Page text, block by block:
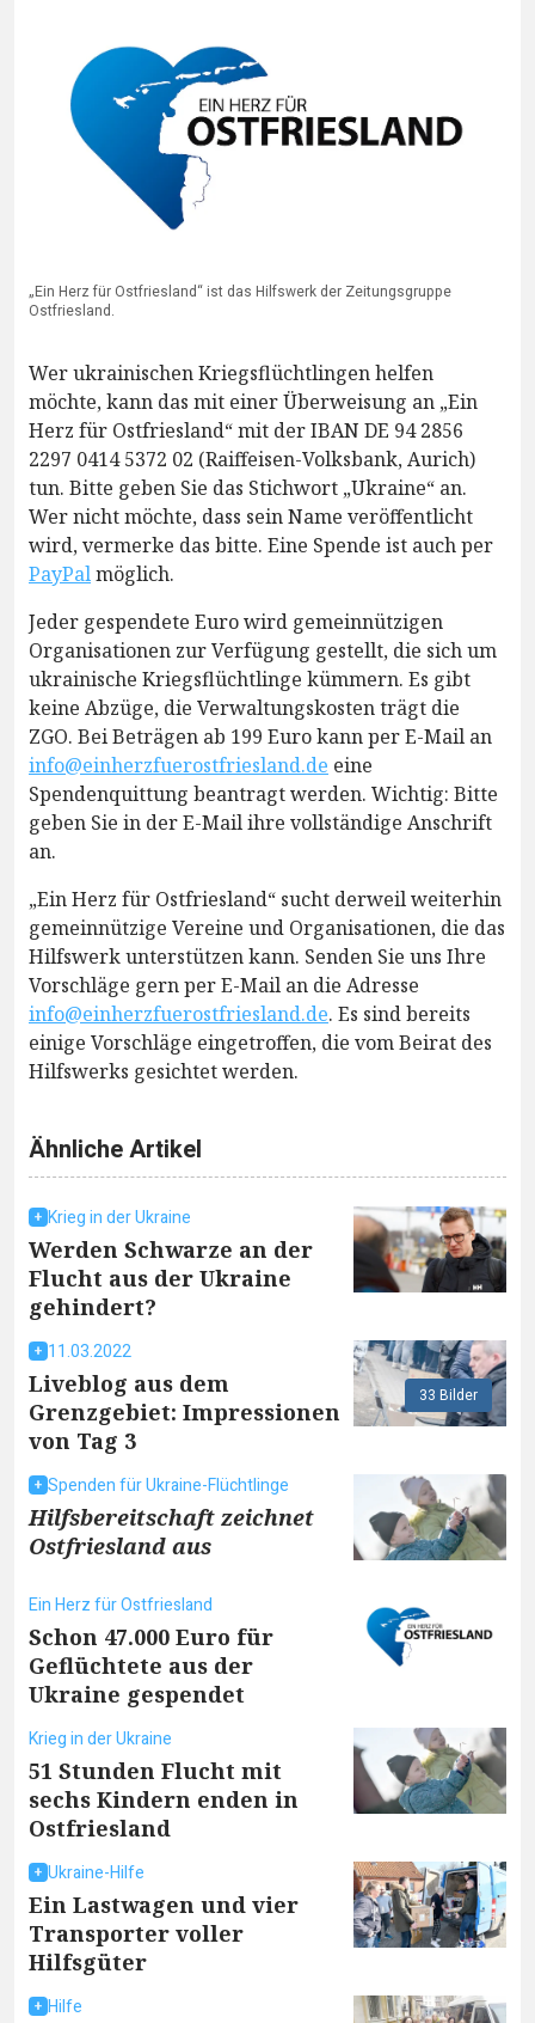
„Ein Herz für Ostfriesland“ ist das Hilfswerk der Zeitungsgruppe
Ostfriesland.
Wer ukrainischen Kriegsflüchtlingen helfen
möchte, kann das mit einer Überweisung an „Ein
Herz für Ostfriesland“ mit der IBAN DE 94 2856
2297 0414 5372 02 (Raiffeisen-Volksbank, Aurich)
tun. Bitte geben Sie das Stichwort „Ukraine“ an.
Wer nicht möchte, dass sein Name veröffentlicht
wird, vermerke das bitte. Eine Spende ist auch per
PayPalmöglich.
Jeder gespendete Euro wird gemeinnützigen
Organisationen zur Verfügung gestellt, die sich um
ukrainische Kriegsflüchtlinge kümmern. Es gibt
keine Abzüge, die Verwaltungskosten trägt die
ZGO. Bei Beträgen ab 199 Euro kann per E-Mail an
info@einherzfuerostfriesland.de eine
Spendenquittung beantragt werden. Wichtig: Bitte
geben Sie in der E-Mail ihre vollständige Anschrift
an.
„Ein Herz für Ostfriesland“ sucht derweil weiterhin
gemeinnützige Vereine und Organisationen, die das
Hilfswerk unterstützen kann. Senden Sie uns Ihre
Vorschläge gern per E-Mail an die Adresse
info@einherzfuerostfriesland.de. Es sind bereits
einige Vorschläge eingetroffen, die vom Beirat des
Hilfswerks gesichtet werden.
Ähnliche Artikel
Krieg in der Ukraine
Werden Schwarze an der
Flucht aus der Ukraine
gehindert?
33 Bilder
11.03.2022
Liveblog aus dem
Grenzgebiet: Impressionen
von Tag 3
Spenden für Ukraine-Flüchtlinge
Hilfsbereitschaft zeichnet
Ostfriesland aus
Ein Herz für Ostfriesland
Schon 47.000 Euro für
Geflüchtete aus der
Ukraine gespendet
Krieg in der Ukraine
51 Stunden Flucht mit
sechs Kindern enden in
Ostfriesland
Ukraine-Hilfe
Ein Lastwagen und vier
Transporter voller
Hilfsgüter
Hilfe